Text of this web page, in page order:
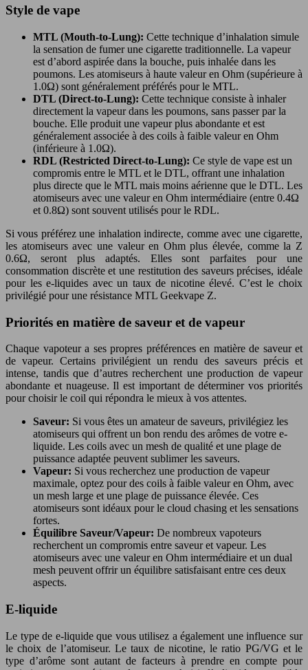
Style de vape
MTL (Mouth-to-Lung): Cette technique d’inhalation simule
la sensation de fumer une cigarette traditionnelle. La vapeur
est d’abord aspirée dans la bouche, puis inhalée dans les
poumons. Les atomiseurs à haute valeur en Ohm (supérieure à
1.0Ω) sont généralement préférés pour le MTL.
DTL (Direct-to-Lung): Cette technique consiste à inhaler
directement la vapeur dans les poumons, sans passer par la
bouche. Elle produit une vapeur plus abondante et est
généralement associée à des coils à faible valeur en Ohm
(inférieure à 1.0Ω).
RDL (Restricted Direct-to-Lung): Ce style de vape est un
compromis entre le MTL et le DTL, offrant une inhalation
plus directe que le MTL mais moins aérienne que le DTL. Les
atomiseurs avec une valeur en Ohm intermédiaire (entre 0.4Ω
et 0.8Ω) sont souvent utilisés pour le RDL.
Si vous préférez une inhalation indirecte, comme avec une cigarette,
les atomiseurs avec une valeur en Ohm plus élevée, comme la Z
0.6Ω, seront plus adaptés. Elles sont parfaites pour une
consommation discrète et une restitution des saveurs précises, idéale
pour les e-liquides avec un taux de nicotine élevé. C’est le choix
privilégié pour une résistance MTL Geekvape Z.
Priorités en matière de saveur et de vapeur
Chaque vapoteur a ses propres préférences en matière de saveur et
de vapeur. Certains privilégient un rendu des saveurs précis et
intense, tandis que d’autres recherchent une production de vapeur
abondante et nuageuse. Il est important de déterminer vos priorités
pour choisir le coil qui répondra le mieux à vos attentes.
Saveur: Si vous êtes un amateur de saveurs, privilégiez les
atomiseurs qui offrent un bon rendu des arômes de votre e-
liquide. Les coils avec un mesh de qualité et une plage de
puissance adaptée peuvent sublimer les saveurs.
Vapeur: Si vous recherchez une production de vapeur
maximale, optez pour des coils à faible valeur en Ohm, avec
un mesh large et une plage de puissance élevée. Ces
atomiseurs sont idéaux pour le cloud chasing et les sensations
fortes.
Équilibre Saveur/Vapeur: De nombreux vapoteurs
recherchent un compromis entre saveur et vapeur. Les
atomiseurs avec une valeur en Ohm intermédiaire et un dual
mesh peuvent offrir un équilibre satisfaisant entre ces deux
aspects.
E-liquide
Le type de e-liquide que vous utilisez a également une influence sur
le choix de l’atomiseur. Le taux de nicotine, le ratio PG/VG et le
type d’arôme sont autant de facteurs à prendre en compte pour